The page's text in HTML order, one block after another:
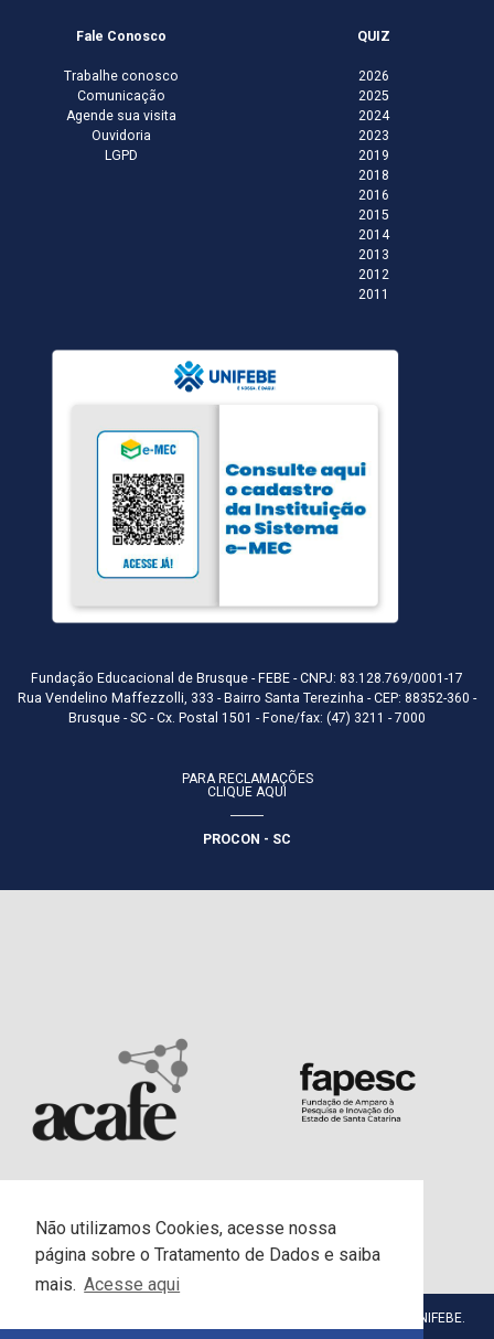
Não utilizamos Cookies, acesse nossa
página sobre o Tratamento de Dados e saiba
mais. Acesse aqui
Fale Conosco
Trabalhe conosco
Comunicação
Agende sua visita
Ouvidoria
LGPD
QUIZ
2026
2025
2024
2023
2019
2018
2016
2015
2014
2013
2012
2011
Fundação Educacional de Brusque - FEBE - CNPJ: 83.128.769/0001-17
Rua Vendelino Maffezzolli, 333 - Bairro Santa Terezinha - CEP: 88352-360 -
Brusque - SC - Cx. Postal 1501 - Fone/fax: (47) 3211 - 7000
PARA RECLAMAÇÕES
CLIQUE AQUI
PROCON - SC
© Centro Universitário da Fundação Educacional de Brusque - UNIFEBE.